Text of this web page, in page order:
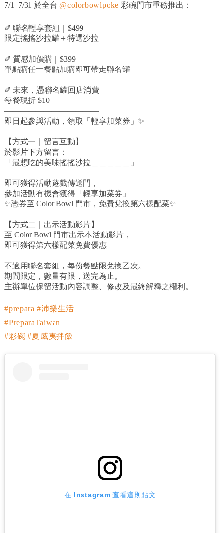
7/1–7/31 於全台 @colorbowlpoke 彩碗門市重磅推出：
✐ 聯名輕享套組｜$499
限定搖搖沙拉罐＋特選沙拉
✐ 質感加價購｜$399
單點購任一餐點加購即可帶走聯名罐
✐ 未來，憑聯名罐回店消費
每餐現折 $10
————————————
即日起參與活動，領取「輕享加菜券」✨
【方式一｜留言互動】
於影片下方留言：
「最想吃的美味搖搖沙拉＿＿＿＿＿」
即可獲得活動遊戲傳送門，
參加活動有機會獲得「輕享加菜券」
✨憑券至 Color Bowl 門市，免費兌換第六樣配菜✨
【方式二｜出示活動影片】
至 Color Bowl 門市出示本活動影片，
即可獲得第六樣配菜免費優惠
不適用聯名套組，每份餐點限兌換乙次。
期間限定，數量有限，送完為止。
主辦單位保留活動內容調整、修改及最終解釋之權利。
#prepara #沛樂生活
#PreparaTaiwan
#彩碗 #夏威夷拌飯
在 Instagram 查看這則貼文